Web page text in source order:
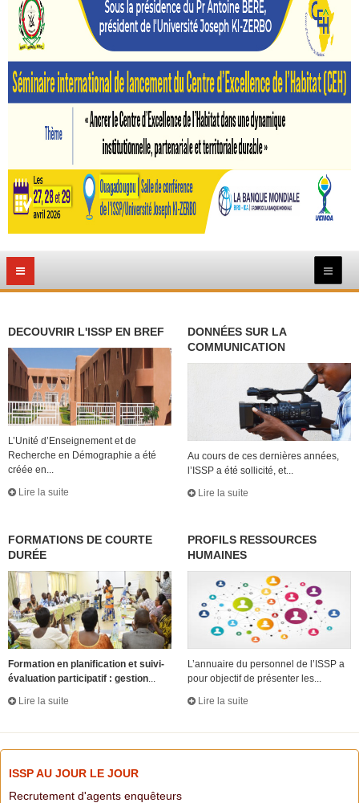
DECOUVRIR L'ISSP EN BREF
L’Unité d’Enseignement et de
Recherche en Démographie a été
créée en...
Lire la suite
DONNÉES SUR LA
COMMUNICATION
Au cours de ces dernières années,
l’ISSP a été sollicité, et...
Lire la suite
FORMATIONS DE COURTE
DURÉE
Formation en planification et suivi-
évaluation participatif : gestion...
Lire la suite
PROFILS RESSOURCES
HUMAINES
L’annuaire du personnel de l’ISSP a
pour objectif de présenter les...
Lire la suite
ISSP AU JOUR LE JOUR
Recrutement d'agents enquêteurs